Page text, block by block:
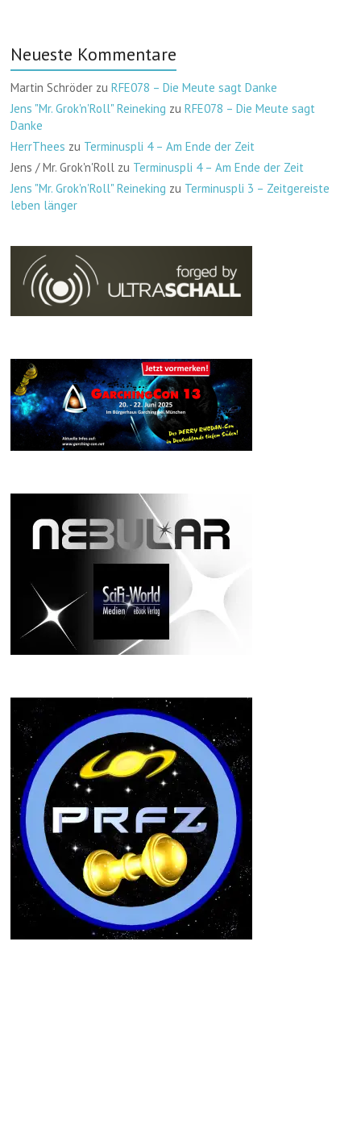
Neueste Kommentare
Martin Schröder zuRFE078 – Die Meute sagt Danke
Jens "Mr. Grok'n'Roll" Reineking zuRFE078 – Die Meute sagt
Danke
HerrThees zu Terminuspli 4 – Am Ende der Zeit
Jens / Mr. Grok'n'Roll zu Terminuspli 4 – Am Ende der Zeit
Jens "Mr. Grok'n'Roll" Reineking zu Terminuspli 3 – Zeitgereiste
leben länger